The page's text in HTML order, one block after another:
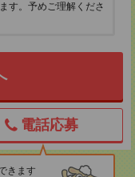
す。予めご理解くださ
電話応募
きます